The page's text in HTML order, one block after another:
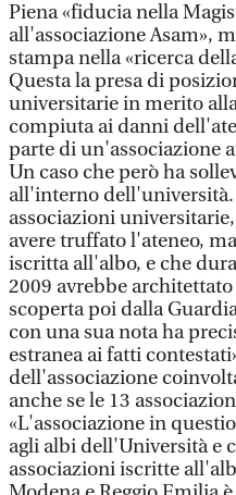
Piena «fiducia nella
all'associazione Asam»,
stampa nella «ricerca
Questa la presa di
universitarie in merito
compiuta ai danni
parte di un'associazione
Un caso che però ha
all'interno
associazioni
avere truffato l'ateneo,
iscritta all'albo, e che
2009 avrebbe
scoperta poi dalla
con una sua nota ha
estranea ai fatti
dell'associazione
anche se le 13
«L'associazione in
agli albi dell'Università e
associazioni iscritte